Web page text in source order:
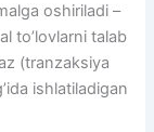
oshiriladi –
to’lovlarni talab
(tranzaksiya
ishlatiladigan